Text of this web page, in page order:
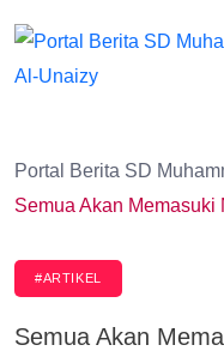
Portal Berita SD
Semua Akan Memasuki
#ARTIKEL
Semua Akan